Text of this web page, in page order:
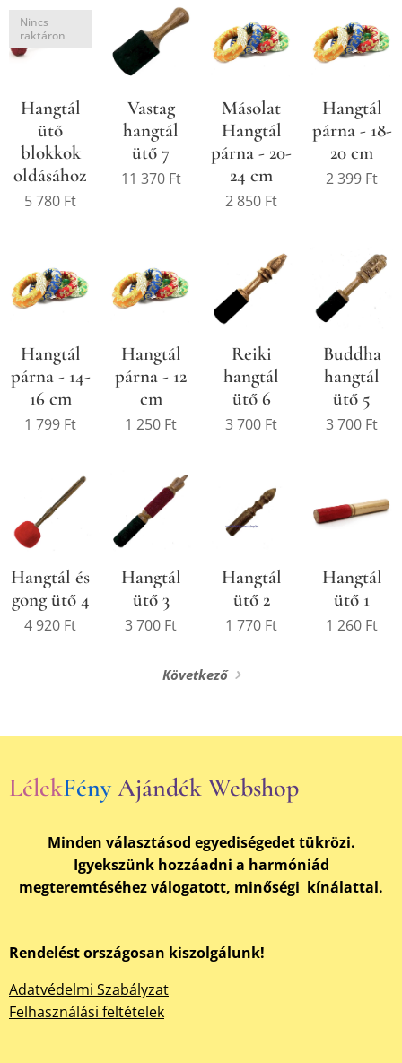
Hangtál
ütő
blokkok
oldásához
Nincs
raktáron
5 780 Ft
Vastag
hangtál
ütő 7
11 370Ft
Másolat
Hangtál
párna - 20-
24 cm
2 850 Ft
Hangtál
párna - 18-
20 cm
2 399 Ft
Hangtál
párna - 14-
16 cm
1 799 Ft
Hangtál
párna - 12
cm
1 250 Ft
Reiki
hangtál
ütő 6
3 700 Ft
Buddha
hangtál
ütő 5
3 700 Ft
Hangtál és
gong ütő 4
4 920 Ft
Hangtál
ütő 3
3 700 Ft
Hangtál
ütő 2
1 770 Ft
Hangtál
ütő 1
1 260 Ft
Következő
LélekFény Ajándék Webshop
Minden választásod egyediségedet tükrözi.
Igyekszünk hozzáadni a harmóniád
megteremtéséhez válogatott, minőségi kínálattal.
Rendelést országosan kiszolgálunk!
Adatvédelmi Szabályzat
Felhasználási feltételek